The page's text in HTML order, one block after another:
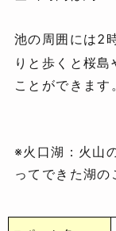
池の周囲には2
りと歩くと桜島
ことができます
※火口湖：火山
ってできた湖の